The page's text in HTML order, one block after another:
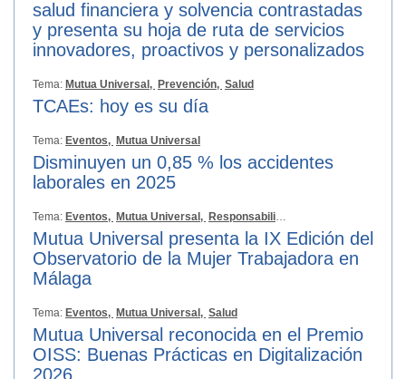
salud financiera y solvencia contrastadas
y presenta su hoja de ruta de servicios
innovadores, proactivos y personalizados
Tema: Mutua Universal, Prevención, Salud
TCAEs: hoy es su día
Tema: Eventos, Mutua Universal
Disminuyen un 0,85 % los accidentes
laborales en 2025
Tema: Eventos, Mutua Universal, Responsabilidad Social
Mutua Universal presenta la IX Edición del
Observatorio de la Mujer Trabajadora en
Málaga
Tema: Eventos, Mutua Universal, Salud
Mutua Universal reconocida en el Premio
OISS: Buenas Prácticas en Digitalización
2026